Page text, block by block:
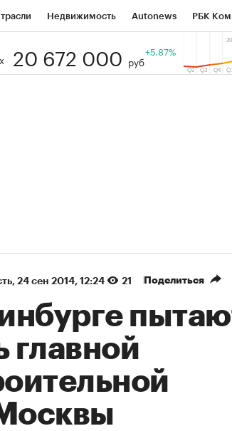
Недвижимость Autonews РБК
Тренды
20 672 000 руб
+5.87%
⁠, 24 сен 2014, 12:24 21 Поделиться
главной